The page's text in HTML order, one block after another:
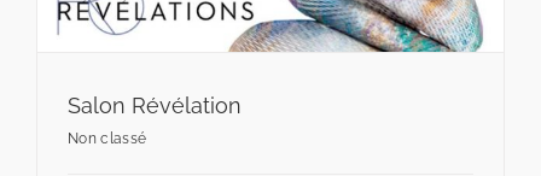
Salon Révélation
Non classé